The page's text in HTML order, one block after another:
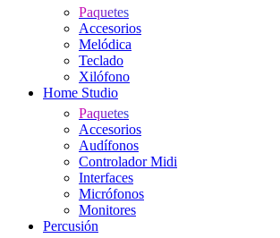
Paquetes
Accesorios
Melódica
Teclado
Xilófono
Home Studio
Paquetes
Accesorios
Audífonos
Controlador Midi
Interfaces
Micrófonos
Monitores
Percusión